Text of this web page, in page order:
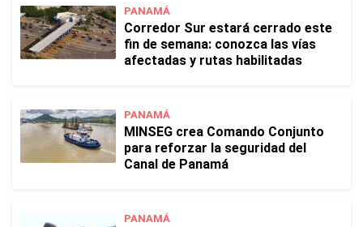
PANAMÁ
Corredor Sur estará cerrado este
fin de semana: conozca las vías
afectadas y rutas habilitadas
PANAMÁ
MINSEG crea Comando Conjunto
para reforzar la seguridad del
Canal de Panamá
PANAMÁ